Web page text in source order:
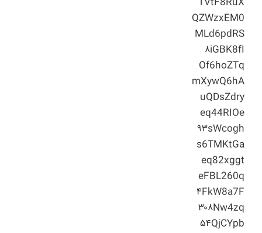
QZWzxEM0
MLd6pdRS
۸iGBK8fI
Of6hoZTq
mXywQ6hA
uQDsZdry
eq44RIOe
۹۳sWcogh
s6TMKtGa
eq82xggt
eFBL260q
۴FkW8a7F
۳۰۸Nw4zq
۵۴QjCYpb